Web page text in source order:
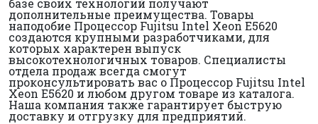
базе своих технологий получают
дополнительные преимущества. Товары
наподобие Процессор Fujitsu Intel Xeon E5620
создаются крупными разработчиками, для
которых характерен выпуск
высокотехнологичных товаров. Специалисты
отдела продаж всегда смогут
проконсультировать вас о Процессор Fujitsu Intel
Xeon E5620 и любом другом товаре из каталога.
Наша компания также гарантирует быструю
доставку и отгрузку для предприятий.